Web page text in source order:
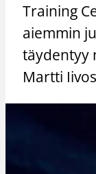
Training
aiemmin
täydentyy
Martti